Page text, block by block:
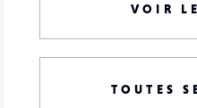
VOIR
TOUTES